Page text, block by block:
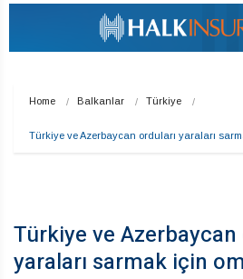
Home Balkanlar Türkiye
Türkiye ve Azerbaycan orduları yaraları
Türkiye ve Azerbaycan
yaraları sarmak için